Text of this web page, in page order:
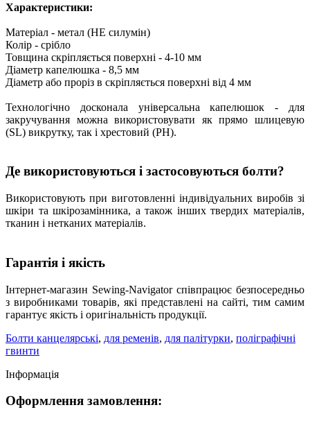
Характеристики:
Матеріал - метал (НЕ силумін)
Колір - срібло
Товщина скріпляється поверхні - 4-10 мм
Діаметр капелюшка - 8,5 мм
Діаметр або проріз в скріпляється поверхні від 4 мм
Технологічно досконала універсальна капелюшок - для
закручування можна використовувати як прямо шлицевую
(SL) викрутку, так і хрестовий (PH).
Де використовуються і застосовуються болти?
Використовують при виготовленні індивідуальних виробів зі
шкіри та шкірозамінника, а також інших твердих матеріалів,
тканин і нетканих матеріалів.
Гарантія і якість
Інтернет-магазин Sewing-Navigator співпрацює безпосередньо
з виробниками товарів, які представлені на сайті, тим самим
гарантує якість і оригінальність продукції.
Болти канцелярські, для ременів, для палітурки, поліграфічні
гвинти
Інформація
Оформлення замовлення: